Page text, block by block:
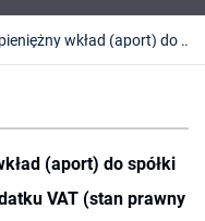
Nieruchomość jako niepieniężny wkład (aport) do spółki kapitałowej a konsekwencje w podatku VAT (stan prawny na dzień 23 listopada 2013 r.)
(aport) do spółki
VAT (stan prawny